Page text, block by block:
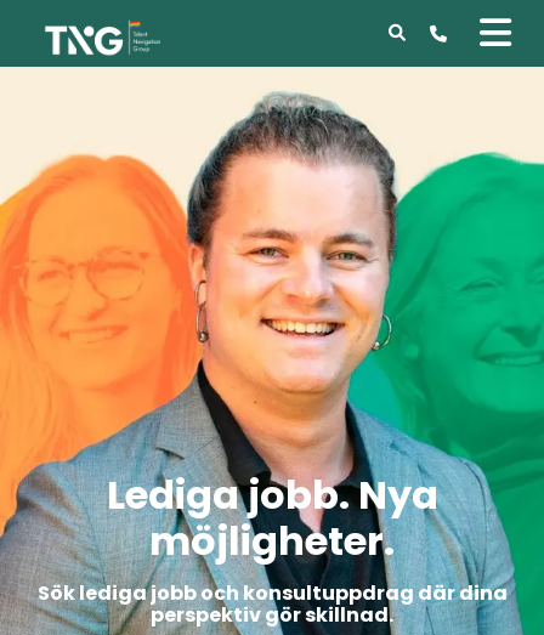
Lediga jobb. Nya
möjligheter.
Sök lediga jobb och konsultuppdrag där dina
perspektiv gör skillnad.